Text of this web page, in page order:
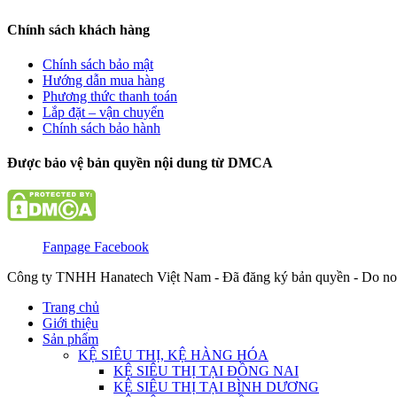
Chính sách khách hàng
Chính sách bảo mật
Hướng dẫn mua hàng
Phương thức thanh toán
Lắp đặt – vận chuyển
Chính sách bảo hành
Được bảo vệ bản quyền nội dung từ DMCA
Fanpage Facebook
Công ty TNHH Hanatech Việt Nam - Đã đăng ký bản quyền - Do
Trang chủ
Giới thiệu
Sản phẩm
KỆ SIÊU THỊ, KỆ HÀNG HÓA
KỆ SIÊU THỊ TẠI ĐỒNG NAI
KỆ SIÊU THỊ TẠI BÌNH DƯƠNG